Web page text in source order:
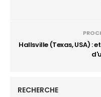
Hallsville (Texas, USA) :
RECHERCHE